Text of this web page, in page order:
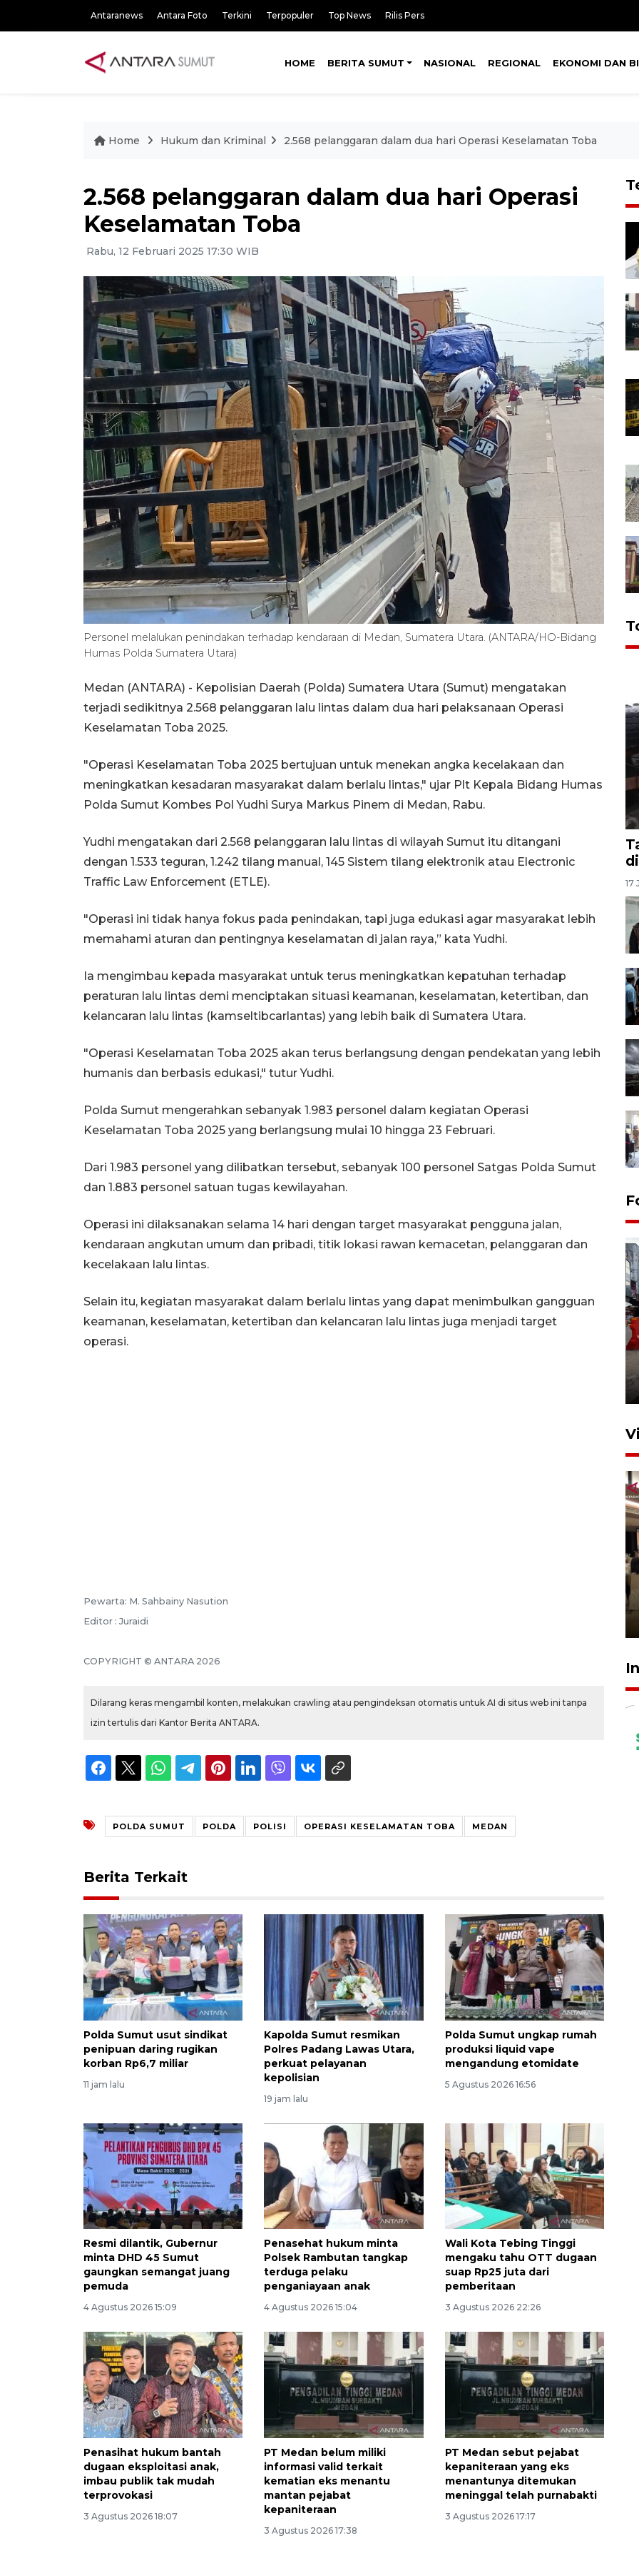
Antaranews Antara Foto Terkini Terpopuler Top News Rilis Pers
HOME BERITA SUMUT NASIONAL REGIONAL EKONOMI DAN
Home Hukum dan Kriminal 2.568 pelanggaran dalam dua hari Operasi Keselamatan Toba
2.568 pelanggaran dalam dua hari Operasi
Keselamatan Toba
Rabu, 12 Februari 2025 17:30 WIB
Personel melalukan penindakan terhadap kendaraan di Medan, Sumatera Utara. (ANTARA/HO-Bidang
Humas Polda Sumatera Utara)
Medan (ANTARA) - Kepolisian Daerah (Polda) Sumatera Utara (Sumut) mengatakan
terjadi sedikitnya 2.568 pelanggaran lalu lintas dalam dua hari pelaksanaan Operasi
Keselamatan Toba 2025.
"Operasi Keselamatan Toba 2025 bertujuan untuk menekan angka kecelakaan dan
meningkatkan kesadaran masyarakat dalam berlalu lintas," ujar Plt Kepala Bidang Humas
Polda Sumut Kombes Pol Yudhi Surya Markus Pinem di Medan, Rabu.
Yudhi mengatakan dari 2.568 pelanggaran lalu lintas di wilayah Sumut itu ditangani
dengan 1.533 teguran, 1.242 tilang manual, 145 Sistem tilang elektronik atau Electronic
Traffic Law Enforcement (ETLE).
"Operasi ini tidak hanya fokus pada penindakan, tapi juga edukasi agar masyarakat lebih
memahami aturan dan pentingnya keselamatan di jalan raya,” kata Yudhi.
Ia mengimbau kepada masyarakat untuk terus meningkatkan kepatuhan terhadap
peraturan lalu lintas demi menciptakan situasi keamanan, keselamatan, ketertiban, dan
kelancaran lalu lintas (kamseltibcarlantas) yang lebih baik di Sumatera Utara.
"Operasi Keselamatan Toba 2025 akan terus berlangsung dengan pendekatan yang lebih
humanis dan berbasis edukasi," tutur Yudhi.
Polda Sumut mengerahkan sebanyak 1.983 personel dalam kegiatan Operasi
Keselamatan Toba 2025 yang berlangsung mulai 10 hingga 23 Februari.
Dari 1.983 personel yang dilibatkan tersebut, sebanyak 100 personel Satgas Polda Sumut
dan 1.883 personel satuan tugas kewilayahan.
Operasi ini dilaksanakan selama 14 hari dengan target masyarakat pengguna jalan,
kendaraan angkutan umum dan pribadi, titik lokasi rawan kemacetan, pelanggaran dan
kecelakaan lalu lintas.
Selain itu, kegiatan masyarakat dalam berlalu lintas yang dapat menimbulkan gangguan
keamanan, keselamatan, ketertiban dan kelancaran lalu lintas juga menjadi target
operasi.
Pewarta: M. Sahbainy Nasution
Editor : Juraidi
COPYRIGHT © ANTARA 2026
Dilarang keras mengambil konten, melakukan crawling atau pengindeksan otomatis untuk AI di situs web ini tanpa
izin tertulis dari Kantor Berita ANTARA.
POLDA SUMUT POLDA POLISI OPERASI KESELAMATAN TOBA MEDAN
Berita Terkait
Polda Sumut usut sindikat
penipuan daring rugikan
korban Rp6,7 miliar
11 jam lalu
Kapolda Sumut resmikan
Polres Padang Lawas Utara,
perkuat pelayanan
kepolisian
19 jam lalu
Polda Sumut ungkap rumah
produksi liquid vape
mengandung etomidate
5 Agustus 2026 16:56
Resmi dilantik, Gubernur
minta DHD 45 Sumut
gaungkan semangat juang
pemuda
4 Agustus 2026 15:09
Penasehat hukum minta
Polsek Rambutan tangkap
terduga pelaku
penganiayaan anak
4 Agustus 2026 15:04
Wali Kota Tebing Tinggi
mengaku tahu OTT dugaan
suap Rp25 juta dari
pemberitaan
3 Agustus 2026 22:26
Penasihat hukum bantah
dugaan eksploitasi anak,
imbau publik tak mudah
terprovokasi
3 Agustus 2026 18:07
PT Medan belum miliki
informasi valid terkait
kematian eks menantu
mantan pejabat
kepaniteraan
3 Agustus 2026 17:38
PT Medan sebut pejabat
kepaniteraan yang eks
menantunya ditemukan
meninggal telah purnabakti
3 Agustus 2026 17:17
17
Awas penipuan berbasis AI
2026-08-07 13:45:00